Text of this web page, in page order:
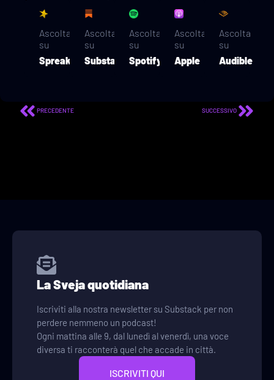
Ascolta
su
Spreaker
Ascolta
su
Substack
Ascolta
su
Spotify
Ascolta
su
Apple
Ascolta
su
Audible
PRECEDENTE SUCCESSIVO
La Sveja quotidiana
Iscriviti alla nostra newsletter su Substack per non
perdere nemmeno un podcast!
Ogni mattina alle 9, dal lunedì al venerdì, una voce
diversa ti racconterà quel che accade in città.
ISCRIVITI QUI